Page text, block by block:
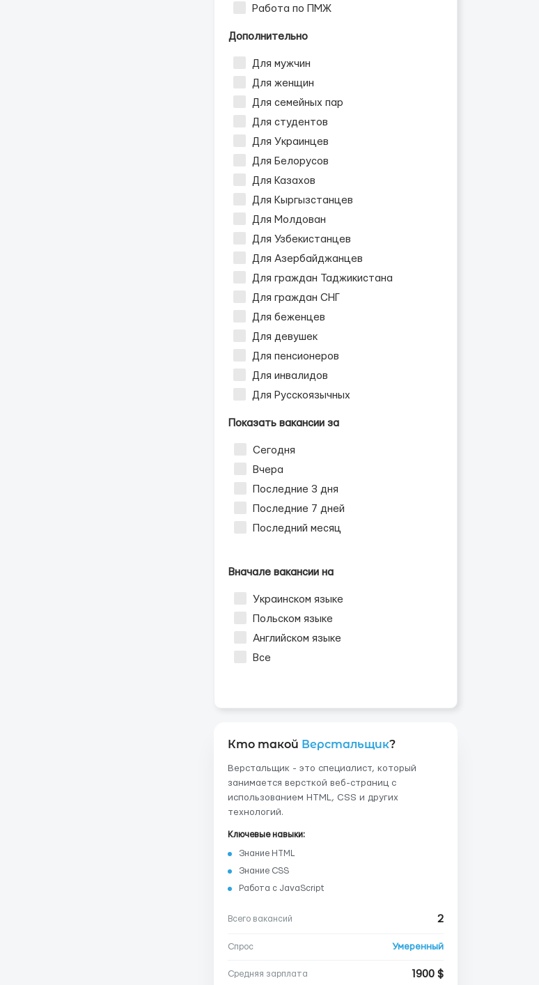
Работа по ПМЖ
Дополнительно
Для мужчин
Для женщин
Для семейных пар
Для студентов
Для Украинцев
Для Белорусов
Для Казахов
Для Кыргызстанцев
Для Молдован
Для Узбекистанцев
Для Азербайджанцев
Для граждан Таджикистана
Для граждан СНГ
Для беженцев
Для девушек
Для пенсионеров
Для инвалидов
Для Русскоязычных
Показать вакансии за
Сегодня
Вчера
Последние 3 дня
Последние 7 дней
Последний месяц
Вначале вакансии на
Украинском языке
Польском языке
Английском языке
Все
Кто такой Верстальщик?
Верстальщик - это специалист, который
занимается версткой веб-страниц с
использованием HTML, CSS и других
технологий.
Ключевые навыки:
Знание HTML
Знание CSS
Работа с JavaScript
Всего вакансий 2
Спрос Умеренный
Средняя зарплата 1900 $